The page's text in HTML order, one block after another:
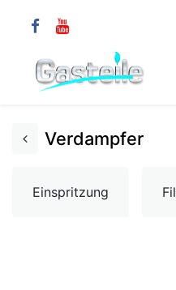
Verdampfer
Einspritzung